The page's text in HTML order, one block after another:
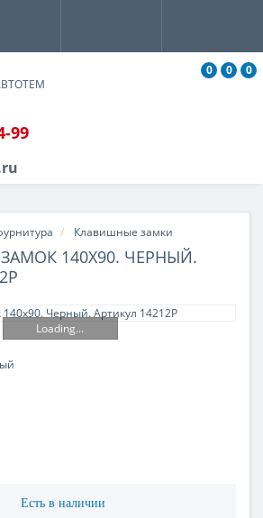
0 0 0
99
Клавишные замки
140X90. ЧЕРНЫЙ.
Loading...
Есть в наличии